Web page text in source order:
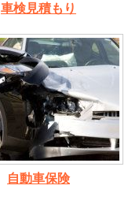
車検見積もり
自動車保険